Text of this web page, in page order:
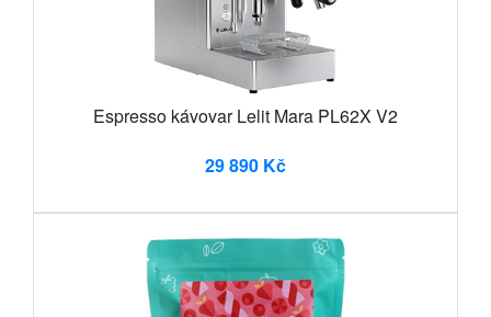
Espresso kávovar Lelit Mara PL62X V2
29 890 Kč